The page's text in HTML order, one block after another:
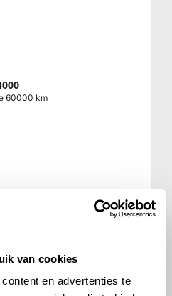
van cookies
en advertenties te
60000 km